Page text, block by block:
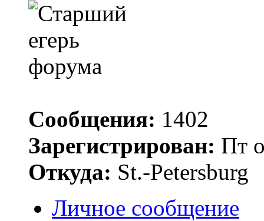
Сообщения: 1402
Зарегистрирован: Пт
Откуда: St.-Petersburg
Личное сообщение